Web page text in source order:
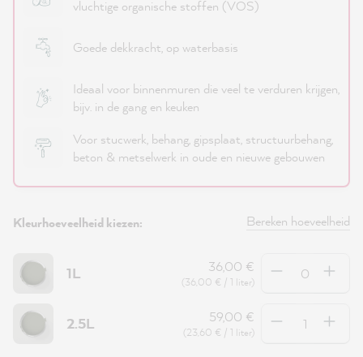
vluchtige organische stoffen (VOS)
Goede dekkracht, op waterbasis
Ideaal voor binnenmuren die veel te verduren krijgen,
bijv. in de gang en keuken
Voor stucwerk, behang, gipsplaat, structuurbehang,
beton & metselwerk in oude en nieuwe gebouwen
Kleurhoeveelheid kiezen: Bereken hoeveelheid
1L 36,00 €
(36,00 € / 1 liter)
Hoeveelheid
2.5L 59,00 €
(23,60 € / 1 liter)
Hoeveelheid